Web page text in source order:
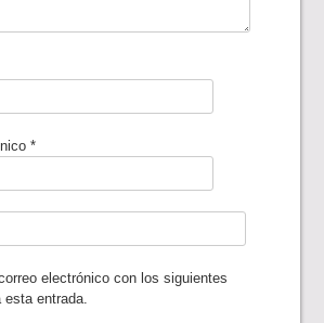
*
electrónico con los siguientes
entrada.